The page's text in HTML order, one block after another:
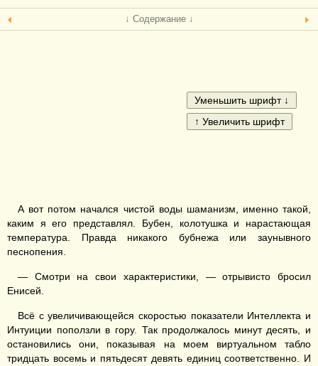
↓ Содержание ↓
А вот потом начался чистой воды шаманизм, именно такой,
каким я его представлял. Бубен, колотушка и нарастающая
температура. Правда никакого бубнежа или заунывного
песнопения.
— Смотри на свои характеристики, — отрывисто бросил
Енисей.
Всё с увеличивающейся скоростью показатели Интеллекта и
Интуиции поползли в гору. Так продолжалось минут десять, и
остановились они, показывая на моем виртуальном табло
тридцать восемь и пятьдесят девять единиц соответственно. И